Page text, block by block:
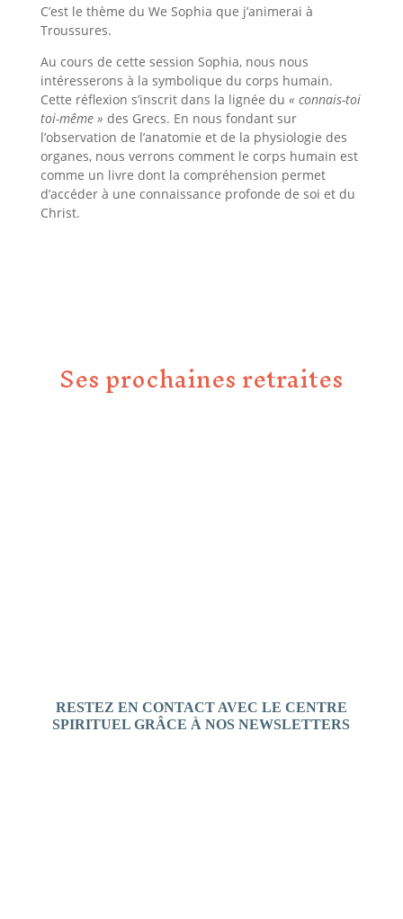
C’est le thème du We Sophia que j’animerai à
Troussures.
Au cours de cette session Sophia, nous nous
intéresserons à la symbolique du corps humain.
Cette réflexion s’inscrit dans la lignée du « connais-toi
toi-même » des Grecs. En nous fondant sur
l’observation de l’anatomie et de la physiologie des
organes, nous verrons comment le corps humain est
comme un livre dont la compréhension permet
d’accéder à une connaissance profonde de soi et du
Christ.
Ses prochaines retraites
RESTEZ EN CONTACT AVEC LE CENTRE
SPIRITUEL GRÂCE À NOS NEWSLETTERS